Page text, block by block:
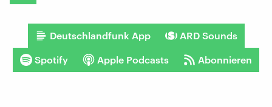
Deutschlandfunk App ARD Sounds
Spotify Apple Podcasts Abonnieren